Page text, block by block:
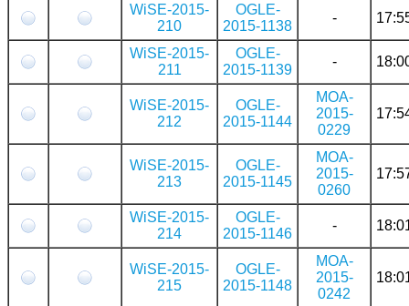
WiSE-2015-
210
OGLE-
2015-1138
-
WiSE-2015-
211
OGLE-
2015-1139
-
WiSE-2015-
212
OGLE-
2015-1144
MOA-
2015-
0229
WiSE-2015-
213
OGLE-
2015-1145
MOA-
2015-
0260
WiSE-2015-
214
OGLE-
2015-1146
-
WiSE-2015-
215
OGLE-
2015-1148
MOA-
2015-
0242